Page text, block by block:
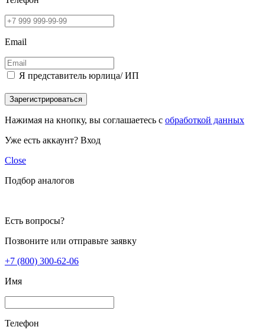
Email
Я представитель юрлица/ ИП
Зарегистрироваться
Нажимая на кнопку, вы соглашаетесь с обработкой данных
Уже есть аккаунт? Вход
Close
Подбор аналогов
Есть вопросы?
Позвоните или отправьте заявку
+7 (800) 300-62-06
Имя
Телефон